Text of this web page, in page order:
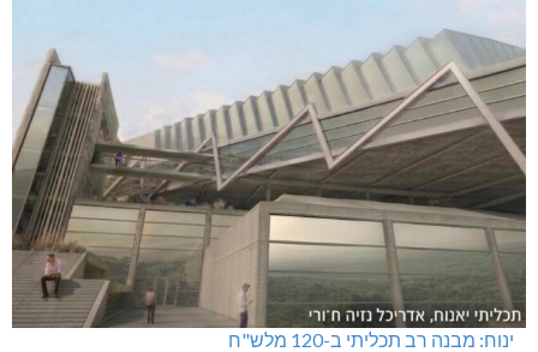
ינוח: מבנה רב תכליתי ב-120 מלש"ח